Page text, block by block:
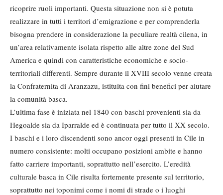
ricoprire ruoli importanti. Questa situazione non si è potuta
realizzare in tutti i territori d’emigrazione e per comprenderla
bisogna prendere in considerazione la peculiare realtà cilena, in
un’area relativamente isolata rispetto alle altre zone del Sud
America e quindi con caratteristiche economiche e socio-
territoriali differenti. Sempre durante il XVIII secolo venne creata
la Confraternita di Aranzazu, istituita con fini benefici per aiutare
la comunità basca.
L’ultima fase è iniziata nel 1840 con baschi provenienti sia da
Hegoalde sia da Iparralde ed è continuata per tutto il XX secolo.
I baschi e i loro discendenti sono ancor oggi presenti in Cile in
numero consistente: molti occupano posizioni ambite e hanno
fatto carriere importanti, soprattutto nell’esercito. L’eredità
culturale basca in Cile risulta fortemente presente sul territorio,
soprattutto nei toponimi come i nomi di strade o i luoghi